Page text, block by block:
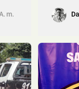
M.